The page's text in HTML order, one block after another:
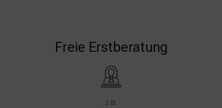
Freie Erstberatung
z.B.